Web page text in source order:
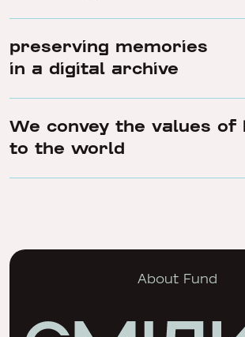
preserving memories
in a digital archive
We convey the values of
to the world
About Fund